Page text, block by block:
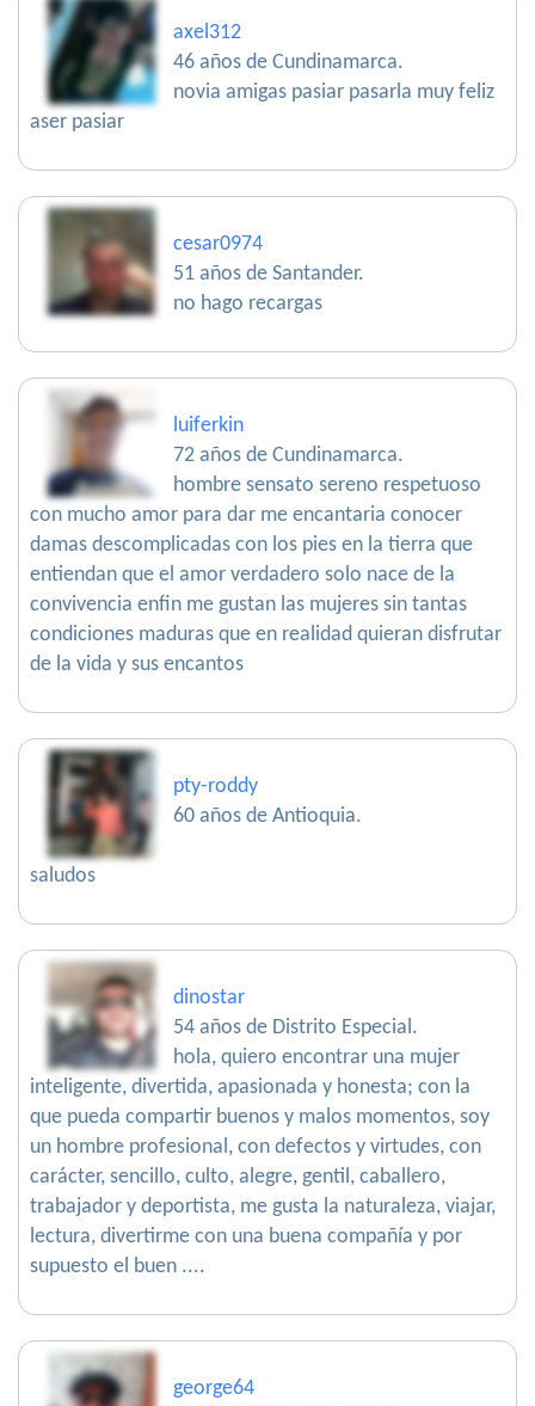
axel312
46 años de Cundinamarca.
novia amigas pasiar pasarla muy feliz
aser pasiar
cesar0974
51 años de Santander.
no hago recargas
luiferkin
72 años de Cundinamarca.
hombre sensato sereno respetuoso
con mucho amor para dar me encantaria conocer
damas descomplicadas con los pies en la tierra que
entiendan que el amor verdadero solo nace de la
convivencia enfin me gustan las mujeres sin tantas
condiciones maduras que en realidad quieran disfrutar
de la vida y sus encantos
pty-roddy
60 años de Antioquia.
saludos
dinostar
54 años de Distrito Especial.
hola, quiero encontrar una mujer
inteligente, divertida, apasionada y honesta; con la
que pueda compartir buenos y malos momentos, soy
un hombre profesional, con defectos y virtudes, con
carácter, sencillo, culto, alegre, gentil, caballero,
trabajador y deportista, me gusta la naturaleza, viajar,
lectura, divertirme con una buena compañía y por
supuesto el buen ....
george64